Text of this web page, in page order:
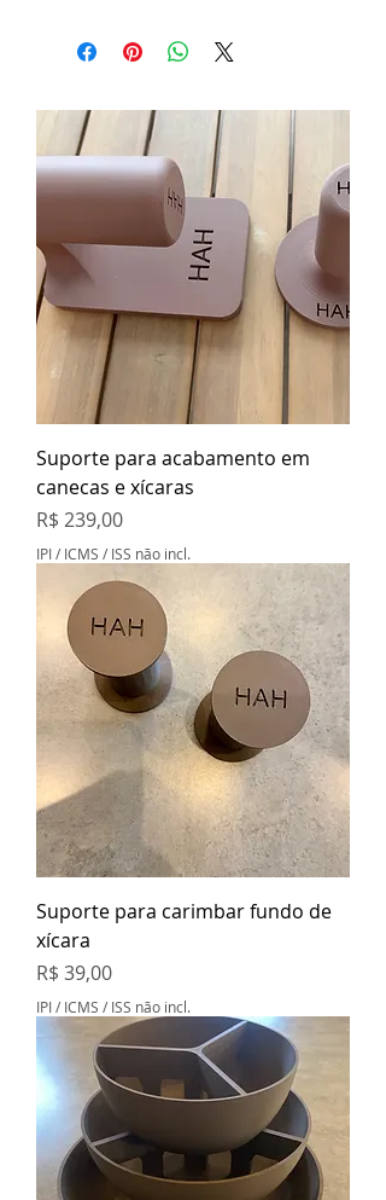
Suporte para acabamento em
canecas e xícaras
Preço
R$ 239,00
IPI / ICMS / ISS não incl.
Suporte para carimbar fundo de
xícara
Preço
R$ 39,00
IPI / ICMS / ISS não incl.